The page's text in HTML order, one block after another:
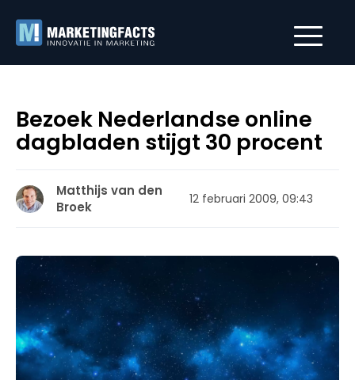
Bezoek Nederlandse online
dagbladen stijgt 30 procent
Matthijs van den
Broek
12 februari 2009, 09:43